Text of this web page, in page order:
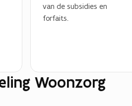
van de subsidies en
forfaits.
Woonzorg